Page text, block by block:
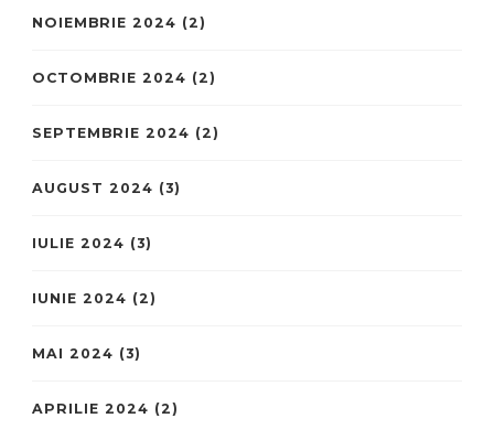
NOIEMBRIE 2024 (2)
OCTOMBRIE 2024 (2)
SEPTEMBRIE 2024 (2)
AUGUST 2024 (3)
IULIE 2024 (3)
IUNIE 2024 (2)
MAI 2024 (3)
APRILIE 2024 (2)